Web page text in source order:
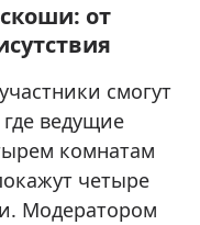
от
участники смогут
ведущие
комнатам
четыре
Модератором